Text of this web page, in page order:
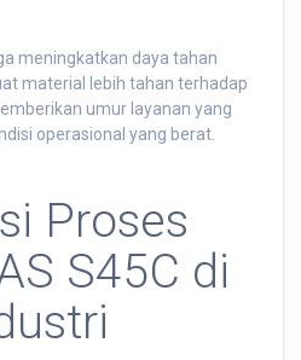
meningkatkan daya tahan
material lebih tahan terhadap
umur layanan yang
operasional yang berat.
Proses
S45C di